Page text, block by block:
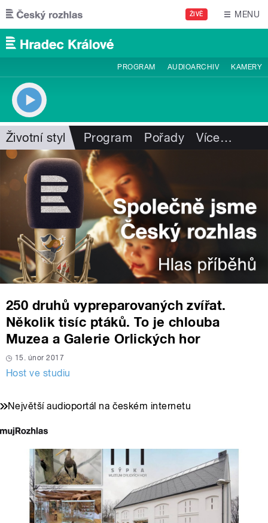
Přejít k hlavnímu obsahu
ŽIVĚ MENU
PROGRAM AUDIOARCHIV KAMERY
Životní styl Program Pořady Více…
250 druhů vypreparovaných zvířat.
Několik tisíc ptáků. To je chlouba
Muzea a Galerie Orlických hor
15. únor 2017
Host ve studiu
Největší audioportál na českém internetu